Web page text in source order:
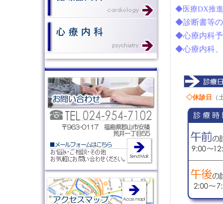
◆医療DX推
◆診断書等の
◆心療内科
◆心療内科、
◇休診日